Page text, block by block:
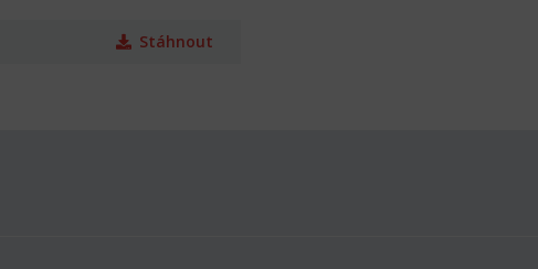
Stáhnout